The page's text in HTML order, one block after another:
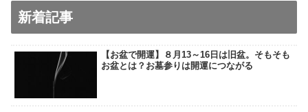
新着記事
【お盆で開運】８月13～16日は旧盆。そもそも
お盆とは？お墓参りは開運につながる